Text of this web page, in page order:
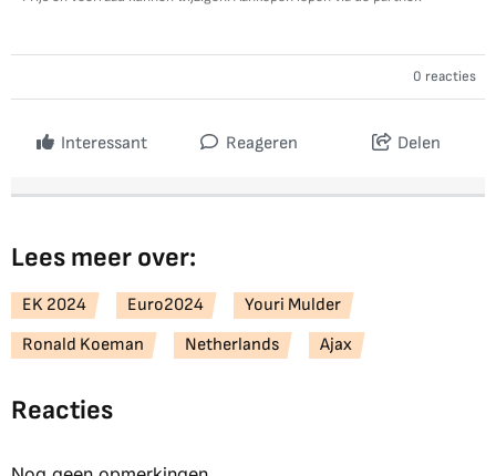
0 reacties
Interessant Reageren Delen
Lees meer over:
EK 2024 Euro2024
Youri Mulder
Ronald Koeman
Netherlands Ajax
Reacties